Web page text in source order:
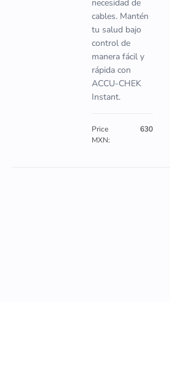
necesidad de
cables. Mantén
tu salud bajo
control de
manera fácil y
rápida con
ACCU-CHEK
Instant.
Price
MXN:
630